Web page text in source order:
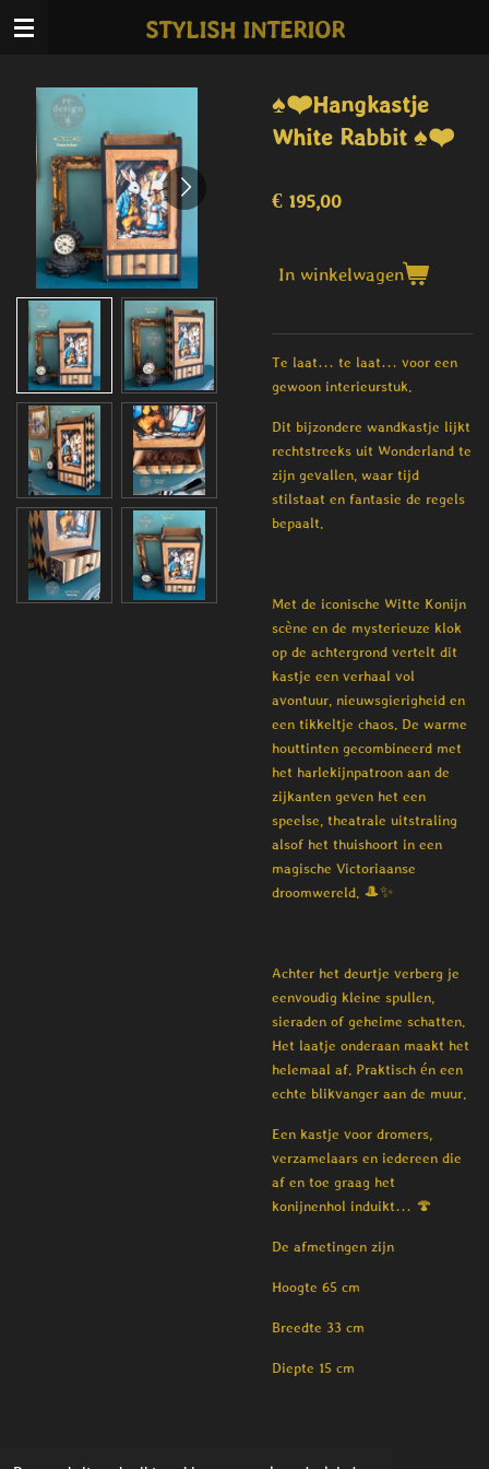
Ga
hoofdinhoud
STYLISH INTERIOR
♠️❤️Hangkastje
White Rabbit ♠️❤️
€ 195,00
In winkelwagen
Te laat… te laat… voor een
gewoon interieurstuk.
Dit bijzondere wandkastje lijkt
rechtstreeks uit Wonderland te
zijn gevallen, waar tijd
stilstaat en fantasie de regels
bepaalt.
Met de iconische Witte Konijn
scène en de mysterieuze klok
op de achtergrond vertelt dit
kastje een verhaal vol
avontuur, nieuwsgierigheid en
een tikkeltje chaos. De warme
houttinten gecombineerd met
het harlekijnpatroon aan de
zijkanten geven het een
speelse, theatrale uitstraling
alsof het thuishoort in een
magische Victoriaanse
droomwereld. 🎩✨
Achter het deurtje verberg je
eenvoudig kleine spullen,
sieraden of geheime schatten.
Het laatje onderaan maakt het
helemaal af. Praktisch én een
echte blikvanger aan de muur.
Een kastje voor dromers,
verzamelaars en iedereen die
af en toe graag het
konijnenhol induikt… 🍄
De afmetingen zijn
Hoogte 65 cm
Breedte 33 cm
Diepte 15 cm